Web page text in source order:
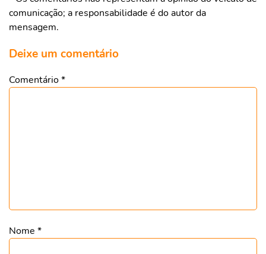
comunicação; a responsabilidade é do autor da
mensagem.
Deixe um comentário
Comentário*
Nome *